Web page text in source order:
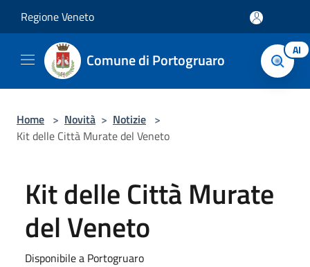
Regione Veneto
Comune di Portogruaro AI
Home > Novità > Notizie >
Kit delle Città Murate del Veneto
Kit delle Città Murate
del Veneto
Disponibile a Portogruaro